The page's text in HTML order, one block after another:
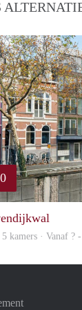
5 kamers · Vanaf ?